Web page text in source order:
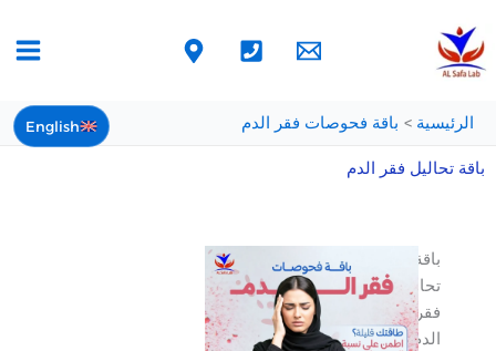
English
إلى
المحتوى
الرئيسية باقة فحوصات فقر الدم
باقة تحاليل فقر الدم
باقة
تحاليل
فقر
الدم